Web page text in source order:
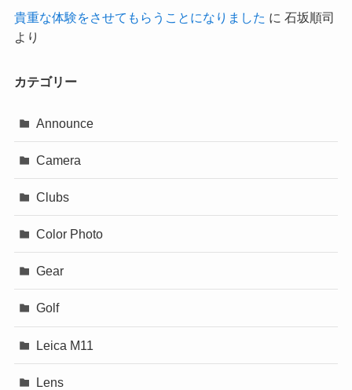
貴重な体験をさせてもらうことになりました に 石坂順司
より
カテゴリー
Announce
Camera
Clubs
Color Photo
Gear
Golf
Leica M11
Lens